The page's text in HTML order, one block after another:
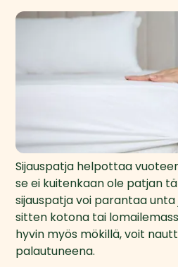
Sijauspatja helpottaa
se ei kuitenkaan ole patjan
sijauspatja voi parantaa
sitten kotona tai
hyvin myös mökillä, voit
palautuneena.